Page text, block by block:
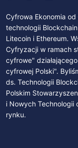
Cyfrowa Ekonomia
technologii
Litecoin i Ethereum.
Cyfryzacji w ramach
cyfrowe"
cyfrowej Polski".
ds. Technologii
Polskim
i Nowych Technologii
rynku.